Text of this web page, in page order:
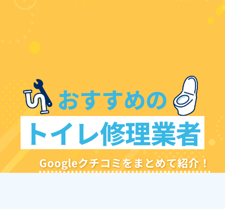
おすすめの
トイレ修理業者
Googleクチコミをまとめて紹介！